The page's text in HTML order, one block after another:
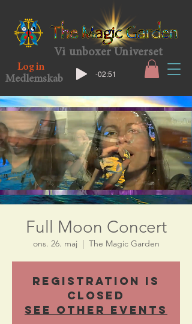
Vi unboxer Universet
Log in
Medlemskab
-02:51
Full Moon Concert
ons. 26. maj
  |
The Magic Garden
Registration is
Closed
See other events